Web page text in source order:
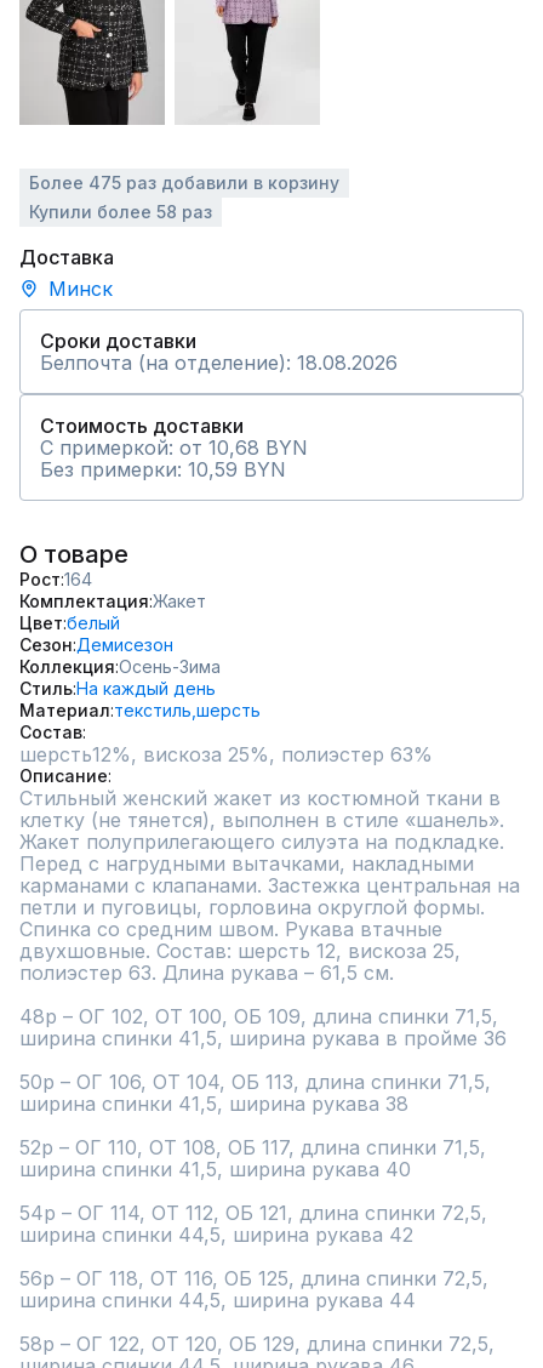
Более 475 раз добавили в корзину
Купили более 58 раз
Доставка
Минск
Сроки доставки
Белпочта (на отделение): 18.08.2026
Стоимость доставки
С примеркой: от 10,68 BYN
Без примерки: 10,59 BYN
О товаре
Рост 164
Комплектация Жакет
Цвет белый
Сезон Демисезон
Коллекция Осень-Зима
СтильНа каждый день
Материал текстиль, шерсть
Состав
шерсть12%, вискоза 25%, полиэстер 63%
Описание
Стильный женский жакет из костюмной ткани в
клетку (не тянется), выполнен в стиле «шанель».
Жакет полуприлегающего силуэта на подкладке.
Перед с нагрудными вытачками, накладными
карманами с клапанами. Застежка центральная на
петли и пуговицы, горловина округлой формы.
Спинка со средним швом. Рукава втачные
двухшовные. Состав: шерсть 12, вискоза 25,
полиэстер 63. Длина рукава – 61,5 см.
48р – ОГ 102, ОТ 100, ОБ 109, длина спинки 71,5,
ширина спинки 41,5, ширина рукава в пройме 36
50р – ОГ 106, ОТ 104, ОБ 113, длина спинки 71,5,
ширина спинки 41,5, ширина рукава 38
52р – ОГ 110, ОТ 108, ОБ 117, длина спинки 71,5,
ширина спинки 41,5, ширина рукава 40
54р – ОГ 114, ОТ 112, ОБ 121, длина спинки 72,5,
ширина спинки 44,5, ширина рукава 42
56р – ОГ 118, ОТ 116, ОБ 125, длина спинки 72,5,
ширина спинки 44,5, ширина рукава 44
58р – ОГ 122, ОТ 120, ОБ 129, длина спинки 72,5,